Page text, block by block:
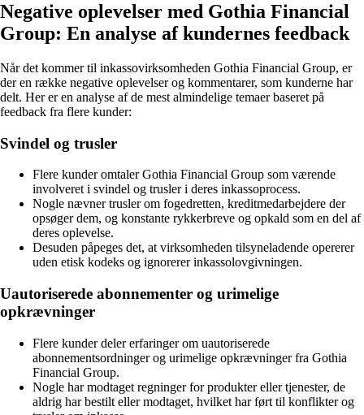
Negative oplevelser med Gothia Financial
Group: En analyse af kundernes feedback
Når det kommer til inkassovirksomheden Gothia Financial Group, er
der en række negative oplevelser og kommentarer, som kunderne har
delt. Her er en analyse af de mest almindelige temaer baseret på
feedback fra flere kunder:
Svindel og trusler
Flere kunder omtaler Gothia Financial Group som værende
involveret i svindel og trusler i deres inkassoprocess.
Nogle nævner trusler om fogedretten, kreditmedarbejdere der
opsøger dem, og konstante rykkerbreve og opkald som en del af
deres oplevelse.
Desuden påpeges det, at virksomheden tilsyneladende opererer
uden etisk kodeks og ignorerer inkassolovgivningen.
Uautoriserede abonnementer og urimelige
opkrævninger
Flere kunder deler erfaringer om uautoriserede
abonnementsordninger og urimelige opkrævninger fra Gothia
Financial Group.
Nogle har modtaget regninger for produkter eller tjenester, de
aldrig har bestilt eller modtaget, hvilket har ført til konflikter og